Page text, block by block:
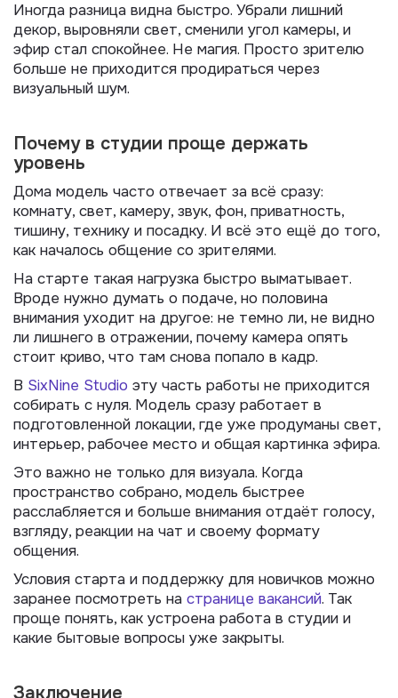
Иногда разница видна быстро. Убрали лишний
декор, выровняли свет, сменили угол камеры, и
эфир стал спокойнее. Не магия. Просто зрителю
больше не приходится продираться через
визуальный шум.
Почему в студии проще держать
уровень
Дома модель часто отвечает за всё сразу:
комнату, свет, камеру, звук, фон, приватность,
тишину, технику и посадку. И всё это ещё до того,
как началось общение со зрителями.
На старте такая нагрузка быстро выматывает.
Вроде нужно думать о подаче, но половина
внимания уходит на другое: не темно ли, не видно
ли лишнего в отражении, почему камера опять
стоит криво, что там снова попало в кадр.
В SixNine Studio эту часть работы не приходится
собирать с нуля. Модель сразу работает в
подготовленной локации, где уже продуманы свет,
интерьер, рабочее место и общая картинка эфира.
Это важно не только для визуала. Когда
пространство собрано, модель быстрее
расслабляется и больше внимания отдаёт голосу,
взгляду, реакции на чат и своему формату
общения.
Условия старта и поддержку для новичков можно
заранее посмотреть на странице вакансий. Так
проще понять, как устроена работа в студии и
какие бытовые вопросы уже закрыты.
Заключение